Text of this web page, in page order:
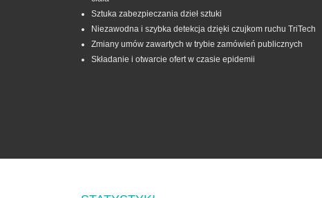
Sztuka zabezpieczania dzieł sztuki
Niezawodna i szybka detekcja dzięki czujkom ruchu TriTech
Zmiany umów zawartych w trybie zamówień publicznych
Składanie i otwarcie ofert w czasie epidemii